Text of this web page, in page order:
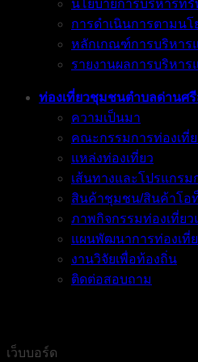
นโยบายการบริหารท
การดำเนินการตามน
หลักเกณฑ์การบริหา
รายงานผลการบริหา
ท่องเที่ยวชุมชนตำบลด่านศ
ความเป็นมา
คณะกรรมการท่องเที่
แหล่งท่องเที่ยว
เส้นทางและโปรแกรม
สินค้าชุมชน/สินค้าโอ
ภาพกิจกรรมท่องเที่ย
แผนพัฒนาการท่องเที่
งานวิจัยเพื่อท้องถิ่น
ติดต่อสอบถาม
เว็บบอร์ด